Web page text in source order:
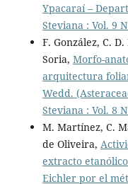
Ypacaraí –
Steviana : Vol. 9
F. González, C.
Soria, Morfo-
arquitectura
Wedd.
Steviana : Vol. 8
M. Martínez, C.
de Oliveira,
extracto
Eichler por el